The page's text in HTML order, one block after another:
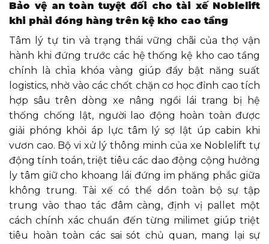
Bảo vệ an toàn tuyệt đối cho tài xế Noblelift
khi phải đóng hàng trên kệ kho cao tầng
Tâm lý tự tin và trạng thái vững chãi của thợ vận
hành khi đứng trước các hệ thống kệ kho cao tầng
chính là chìa khóa vàng giúp đẩy bật năng suất
logistics, nhờ vào các chốt chặn cơ học đỉnh cao tích
hợp sâu trên dòng xe nâng ngồi lái trang bị hệ
thống chống lật, người lao động hoàn toàn được
giải phóng khỏi áp lực tâm lý sợ lật úp cabin khi
vươn cao. Bộ vi xử lý thông minh của xe Noblelift tự
động tính toán, triệt tiêu các dao động cộng hưởng
ly tâm giữ cho khoang lái đứng im phăng phắc giữa
không trung. Tài xế có thể dồn toàn bộ sự tập
trung vào thao tác đâm càng, định vị pallet một
cách chính xác chuẩn đến từng milimet giúp triệt
tiêu hoàn toàn các sai sót chủ quan, mang lại sự